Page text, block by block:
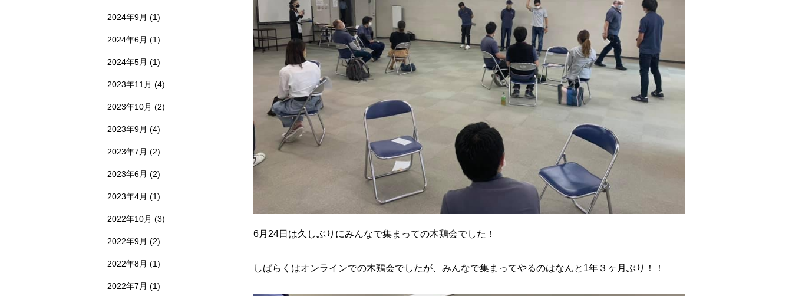
6月24日は久しぶりにみんなで集まっての木鶏会でした！
しばらくはオンラインでの木鶏会でしたが、みんなで集まってやるのはなんと1年３ヶ月ぶり！！
2024年9月 (1)
2024年6月 (1)
2024年5月 (1)
2023年11月 (4)
2023年10月 (2)
2023年9月 (4)
2023年7月 (2)
2023年6月 (2)
2023年4月 (1)
2022年10月 (3)
2022年9月 (2)
2022年8月 (1)
2022年7月 (1)